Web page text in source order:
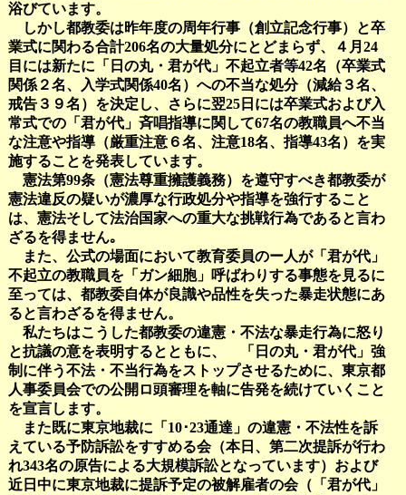
浴びています。
しかし都教委は昨年度の周年行事（創立記念行事）と卒
業式に関わる合計206名の大量処分にとどまらず、４月24
目には新たに「日の丸・君が代」不起立者等42名（卒業式
関係２名、入学式関係40名）への不当な処分（減給３名、
戒告３９名）を決定し、さらに翌25日には卒業式および入
常式での「君が代」斉唱指導に関して67名の教職員へ不当
な注意や指導（厳重注意６名、注意18名、指導43名）を実
施することを発表しています。
憲法第99条（憲法尊重擁護義務）を遵守すべき都教委が
憲法違反の疑いが濃厚な行政処分や指導を強行すること
は、憲法そして法治国家への重大な挑戦行為であると言わ
ざるを得ません｡
また、公式の場面において教育委員のー人が「君が代」
不起立の教職員を「ガン細胞」呼ばわりする事態を見るに
至っては、都教委自体が良識や品性を失った暴走状態にあ
ると言わざるを得ません。
私たちはこうした都教委の違憲・不法な暴走行為に怒り
と抗議の意を表明するとともに、 「日の丸・君が代」強
制に伴う不法・不当行為をストップさせるために、東京都
人事委員会での公開ロ頭審理を軸に告発を続けていくこと
を宣言します。
また既に東京地裁に「10･23通達」の違憲・不法性を訴
えている予防訴訟をすすめる会（本日、第二次提訴が行わ
れ343名の原告による大規模訴訟となっています）および
近日中に東京地裁に提訴予定の被解雇者の会（「君が代」